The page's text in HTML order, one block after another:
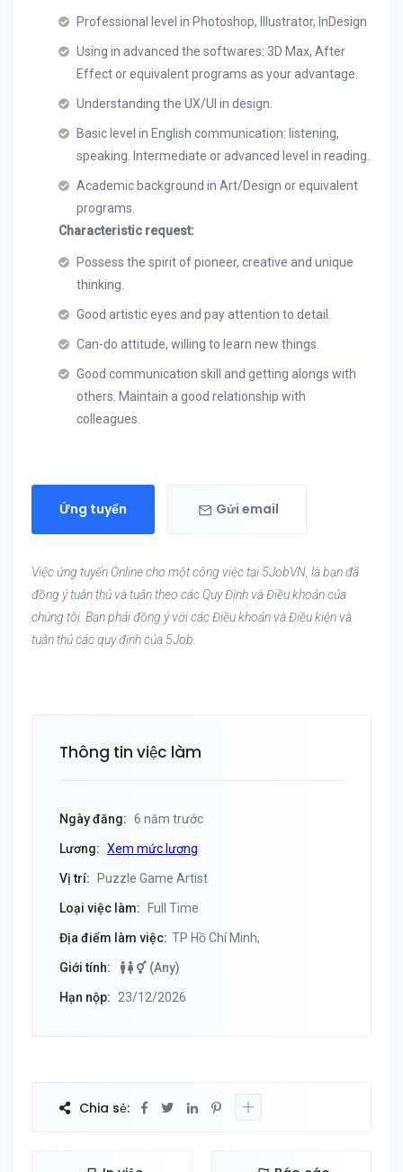
Professional level in Photoshop, Illustrator, InDesign
Using in advanced the softwares: 3D Max, After
Effect or equivalent programs as your advantage.
Understanding the UX/UI in design.
Basic level in English communication: listening,
speaking. Intermediate or advanced level in reading.
Academic background in Art/Design or equivalent
programs.
Characteristic request:
Possess the spirit of pioneer, creative and unique
thinking.
Good artistic eyes and pay attention to detail.
Can-do attitude, willing to learn new things.
Good communication skill and getting alongs with
others. Maintain a good relationship with
colleagues.
Ứng tuyển Gửi email
Việc ứng tuyển Online cho một công việc tại 5JobVN, là bạn đã
đồng ý tuân thủ và tuân theo các Quy Định và Điều khoản của
chúng tôi. Bạn phải đồng ý với các Điều khoản và Điều kiện và
tuân thủ các quy định của 5Job.
Thông tin việc làm
Ngày đăng: 6 năm trước
Lương: Xem mức lương
Vị trí: Puzzle Game Artist
Loại việc làm: Full Time
Địa điểm làm việc: TP Hồ Chí Minh,
Giới tính: (Any)
Hạn nộp: 23/12/2026
Chia sẻ: